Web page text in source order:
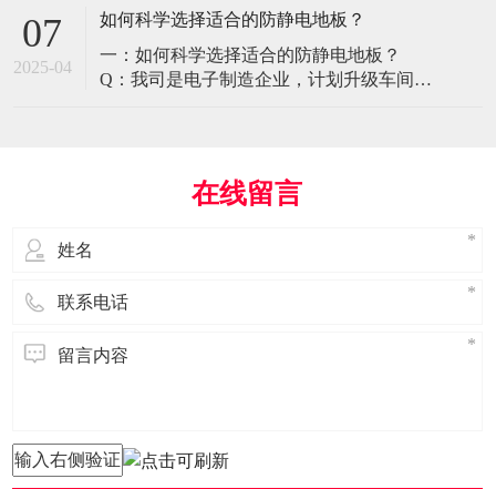
环境特殊性对防静电地板提出了前所未有
疗影像环境的特殊需求 电磁兼容性要求 •
MRI室需完全无磁：磁化率<0.001（
07
2025-04
如何科学选择适合的防静电地板？
一：如何科学选择适合的防静电地板？
Q：我司是电子制造企业，计划升级车间地
用场景、技术指标及长期维护成本综合考
量。作为深耕行业多年的广东立品地板科
在线留言